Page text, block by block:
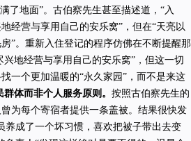
了地面”。古伯察先生甚至描述道，“入
经营与享用自己的安乐窝”，但在“天亮以
”。重新入住登记的程序仿佛在不断提醒那
地经营与享用自己的安乐窝”，但这一切
一个更加温暖的“永久家园”，而不是来这
体而非个人服务原则。 按照古伯察先生的
为每个寄宿者提供一条盖被。结果很快发
养成了一个坏习惯，喜欢把被子带出去变